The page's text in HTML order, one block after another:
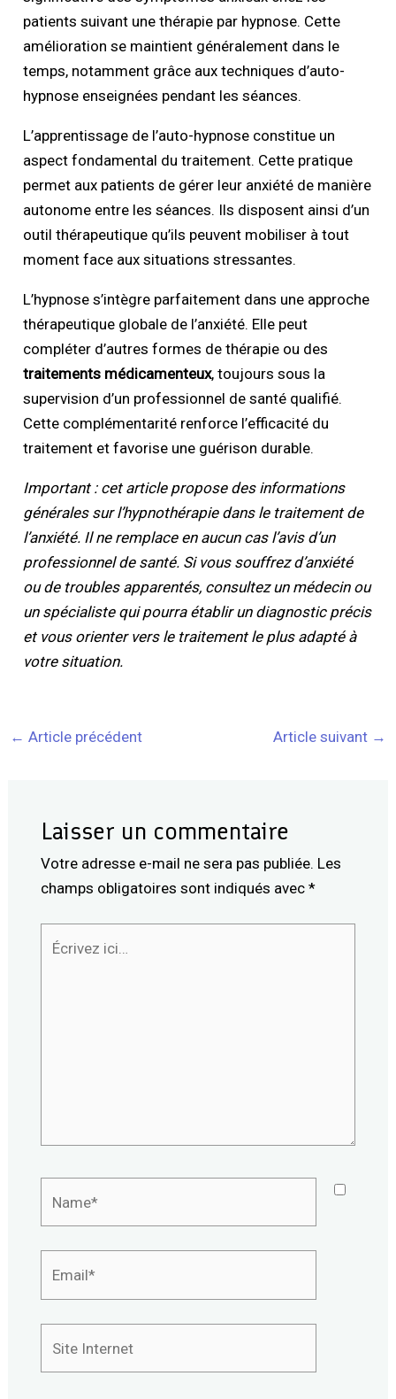
patients suivant une thérapie par hypnose. Cette
amélioration se maintient généralement dans le
temps, notamment grâce aux techniques d’auto-
hypnose enseignées pendant les séances.
L’apprentissage de l’auto-hypnose constitue un
aspect fondamental du traitement. Cette pratique
permet aux patients de gérer leur anxiété de manière
autonome entre les séances. Ils disposent ainsi d’un
outil thérapeutique qu’ils peuvent mobiliser à tout
moment face aux situations stressantes.
L’hypnose s’intègre parfaitement dans une approche
thérapeutique globale de l’anxiété. Elle peut
compléter d’autres formes de thérapie ou des
traitements médicamenteux, toujours sous la
supervision d’un professionnel de santé qualifié.
Cette complémentarité renforce l’efficacité du
traitement et favorise une guérison durable.
Important : cet article propose des informations
générales sur l’hypnothérapie dans le traitement de
l’anxiété. Il ne remplace en aucun cas l’avis d’un
professionnel de santé. Si vous souffrez d’anxiété
ou de troubles apparentés, consultez un médecin ou
un spécialiste qui pourra établir un diagnostic précis
et vous orienter vers le traitement le plus adapté à
votre situation.
← Article précédent Article suivant →
Laisser un commentaire
Votre adresse e-mail ne sera pas publiée. Les
champs obligatoires sont indiqués avec *
ici…
Internet